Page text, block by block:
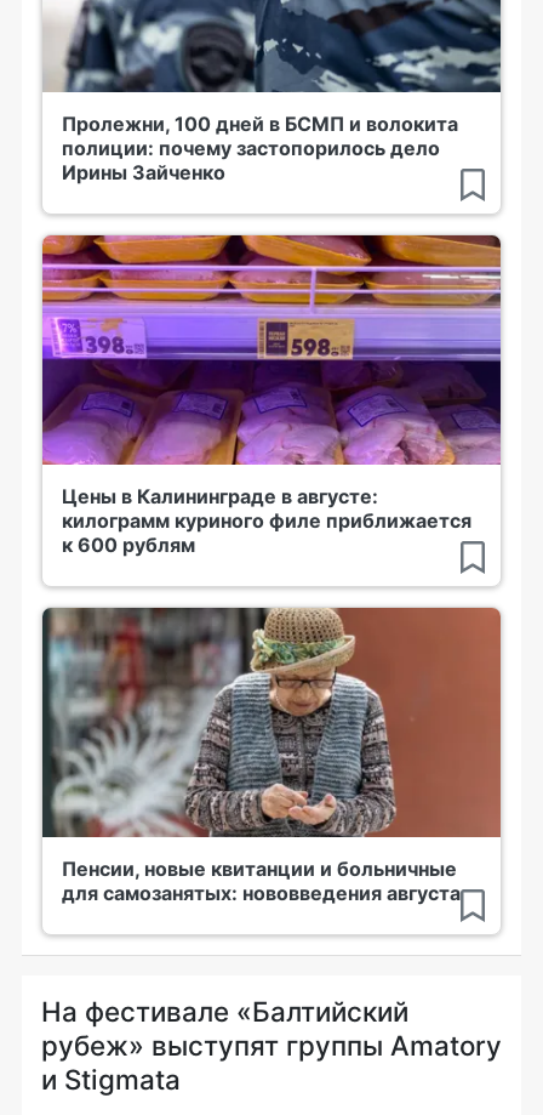
Пролежни, 100 дней в БСМП и волокита
полиции: почему застопорилось дело
Ирины Зайченко
Цены в Калининграде в августе:
килограмм куриного филе приближается
к 600 рублям
Пенсии, новые квитанции и больничные
для самозанятых: нововведения августа
На фестивале «Балтийский
рубеж» выступят группы Amatory
и Stigmata